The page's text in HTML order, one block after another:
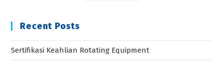
Recent Posts
Sertifikasi Keahlian Rotating Equipment